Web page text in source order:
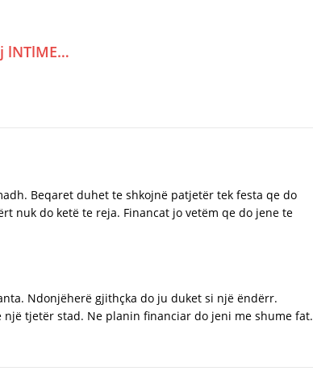
lNTlME…
Beqaret duhet te shkojnë patjetër tek festa qe do
nuk do ketë te reja. Financat jo vetëm qe do jene te
Ndonjëherë gjithçka do ju duket si një ëndërr.
tjetër stad. Ne planin financiar do jeni me shume fat.